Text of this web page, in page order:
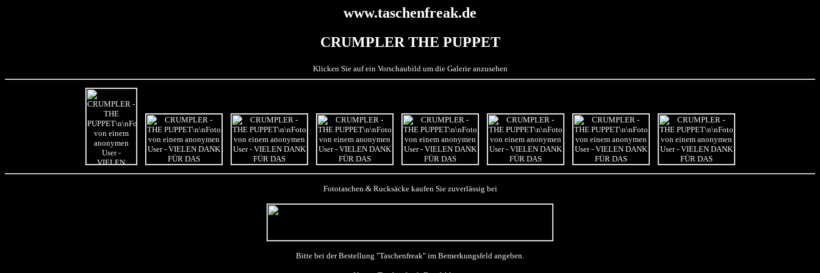
www.taschenfreak.de
CRUMPLER THE PUPPET
Klicken Sie auf ein Vorschaubild um die Galerie anzusehen
Fototaschen & Rucksäcke kaufen Sie zuverlässig bei
Bitte bei der Bestellung "Taschenfreak" im Bemerkungsfeld angeben.